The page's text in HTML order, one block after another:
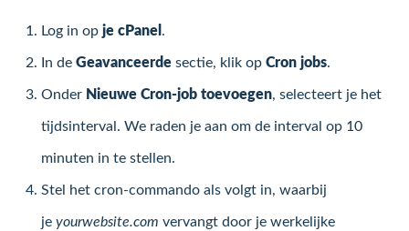
Log in op je cPanel .
In de Geavanceerde sectie, klik op Cron jobs.
Onder Nieuwe Cron-job toevoegen, selecteert je het
tijdsinterval. We raden je aan om de interval op 10
minuten in te stellen.
Stel het cron-commando als volgt in, waarbij
je yourwebsite.com vervangt door je werkelijke